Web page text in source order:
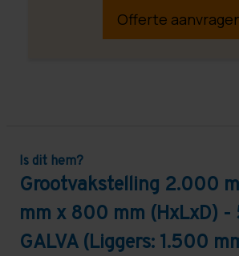
Offerte
Is dit hem?
Grootvakstelling 2.000
mm x 800 mm (HxLxD) -
GALVA (Liggers: 1.500